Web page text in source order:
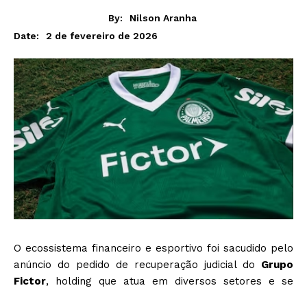
By:
Nilson Aranha
Date:
2 de fevereiro de 2026
O ecossistema financeiro e esportivo foi sacudido pelo
anúncio do pedido de recuperação judicial do Grupo
Fictor, holding que atua em diversos setores e se